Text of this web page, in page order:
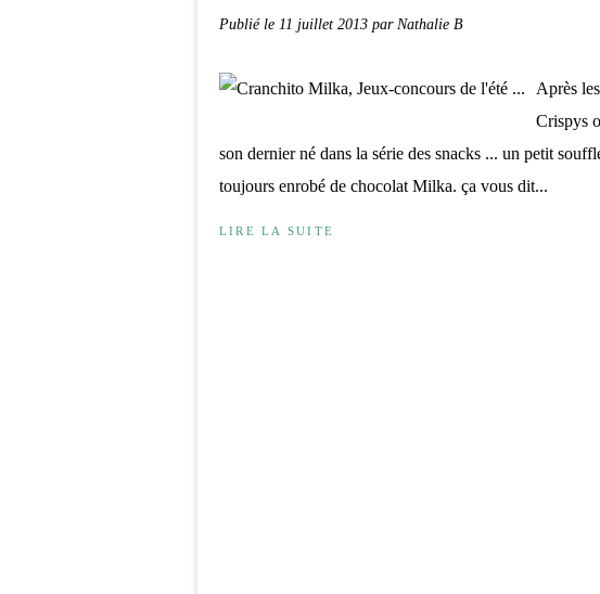
Publié le 11 juillet 2013 par Nathalie B
Après
Crispys
son dernier né dans la série des snacks ... un petit
toujours enrobé de chocolat Milka. ça vous dit...
LIRE LA SUITE